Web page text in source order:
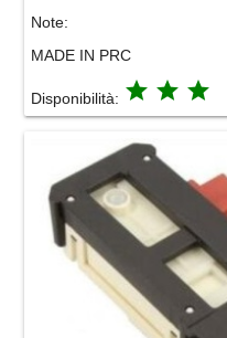
Note:
MADE IN PRC
Disponibilità: grade grade grade